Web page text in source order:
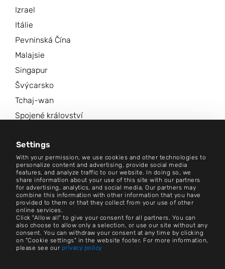
Settings
With your permission, we use cookies and other technologies to
personalize content and advertising, provide social media
features, and analyze traffic to our website. In doing so, we
share information about your use of this site with our partners
for advertising, analytics, and social media. Our partners may
combine this information with other information that you have
provided to them or that they collect from your use of other
online services.
Click "Allow all" to give your consent for all partners. You can
also choose to allow only a selection, or use our site without any
consent. You can withdraw your consent at any time by clicking
on "Cookie settings" in the website footer. For more information,
please see our privacy policy
Izrael
Itálie
Pevninská Čína
Malajsie
Singapur
Švýcarsko
Tchaj-wan
Spojené království
Další lokality
Centrum zpravodajství
Kontakt
Nastavení souborů cookie
Otisk